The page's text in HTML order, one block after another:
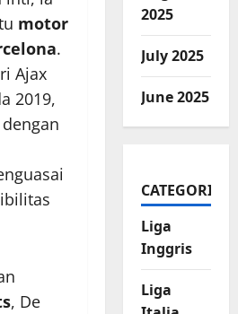
motor
.
Ajax
2019,
, De
2025
July 2025
June 2025
CATEGORIES
Liga
Inggris
Liga